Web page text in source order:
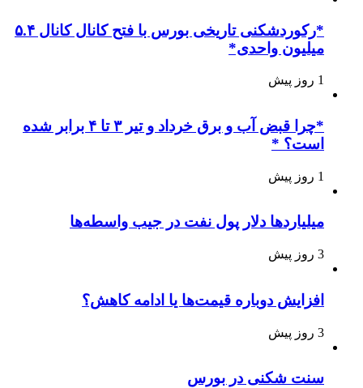
*رکوردشکنی تاریخی بورس با فتح کانال کانال ۵.۴
میلیون واحدی*
1 روز پیش
*چرا قبض آب و برق خرداد و تیر ۳ تا ۴ برابر شده
است؟ *
1 روز پیش
میلیاردها دلار پول نفت در جیب واسطه‌ها
3 روز پیش
افزایش دوباره قیمت‌ها یا ادامه کاهش؟
3 روز پیش
سنت شکنی در بورس